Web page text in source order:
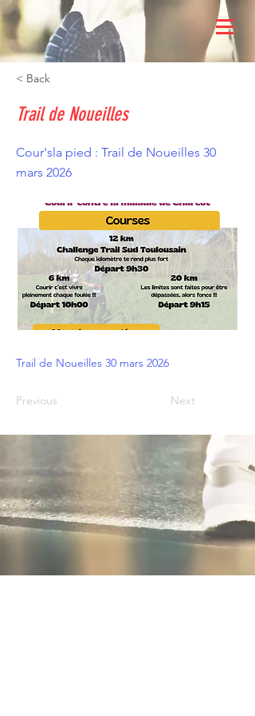
< Back
Trail de Noueilles
Cour'sla pied : Trail de Noueilles 30
mars 2026
Trail de Noueilles 30 mars 2026
Previous Next